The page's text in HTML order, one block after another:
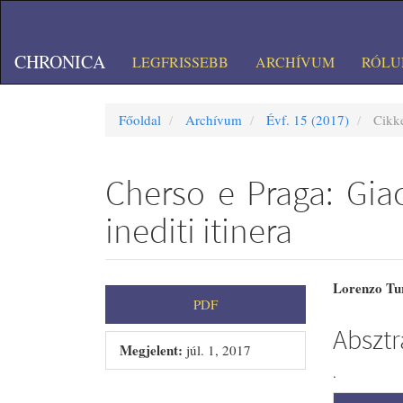
CHRONICA LEGFRISSEBB ARCHÍVUM
Főoldal Archívum Évf. 15 (2017)
Cherso e Praga:
inediti itinera
PDF
Megjelent: júl. 1, 2017
Lorenzo
.